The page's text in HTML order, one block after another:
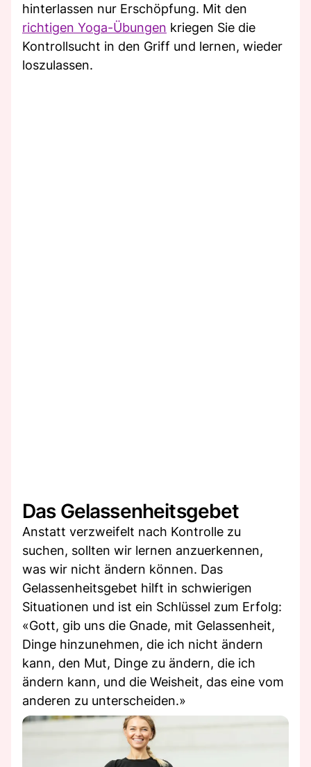
hinterlassen nur Erschöpfung. Mit den
richtigen Yoga-Übungen kriegen Sie die
Kontrollsucht in den Griff und lernen, wieder
loszulassen.
Das Gelassenheitsgebet
Anstatt verzweifelt nach Kontrolle zu
suchen, sollten wir lernen anzuerkennen,
was wir nicht ändern können. Das
Gelassenheitsgebet hilft in schwierigen
Situationen und ist ein Schlüssel zum Erfolg:
«Gott, gib uns die Gnade, mit Gelassenheit,
Dinge hinzunehmen, die ich nicht ändern
kann, den Mut, Dinge zu ändern, die ich
ändern kann, und die Weisheit, das eine vom
anderen zu unterscheiden.»